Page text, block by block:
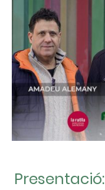
Presentació: